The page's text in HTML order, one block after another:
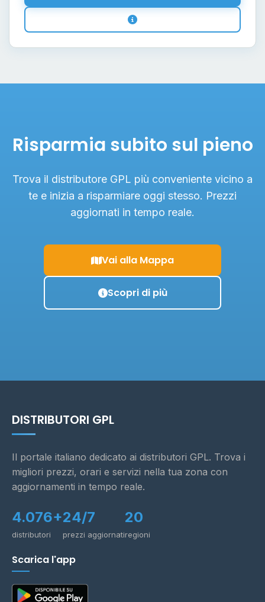
Risparmia subito sul pieno
Trova il distributore GPL più conveniente vicino a
te e inizia a risparmiare oggi stesso. Prezzi
aggiornati in tempo reale.
Vai alla Mappa
Scopri di più
DISTRIBUTORI GPL
Il portale italiano dedicato ai distributori GPL. Trova i
migliori prezzi, orari e servizi nella tua zona con
aggiornamenti in tempo reale.
4.076+
distributori
24/7
prezzi aggiornati
20
regioni
Scarica l'app